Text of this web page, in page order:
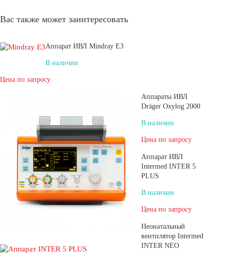
Вас также может заинтересовать
Аппарат ИВЛ Mindray E3
В наличии
Цена по запросу
Аппараты ИВЛ
Dräger Oxylog 2000
В наличии
Цена по запросу
Аппарат ИВЛ
Intermed INTER 5
PLUS
В наличии
Цена по запросу
Неонатальный
вентилятор Intermed
INTER NEO